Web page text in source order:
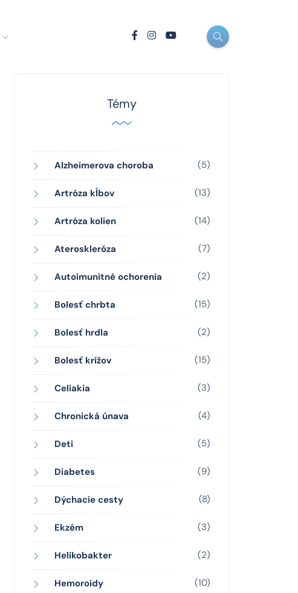
Témy
Alzheimerova choroba (5)
Artróza kĺbov (13)
Artróza kolien (14)
Ateroskleróza (7)
Autoimunitné ochorenia (2)
Bolesť chrbta (15)
Bolesť hrdla (2)
Bolesť krížov (15)
Celiakia (3)
Chronická únava (4)
Deti (5)
Diabetes (9)
Dýchacie cesty (8)
Ekzém (3)
Helikobakter (2)
Hemoroidy (10)